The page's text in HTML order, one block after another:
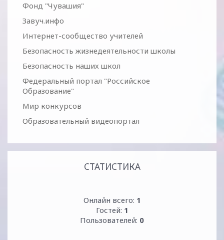
Фонд "Чувашия"
Завуч.инфо
Интернет-сообщество учителей
Безопасность жизнедеятельности школы
Безопасность наших школ
Федеральный портал "Российское
Образование"
Мир конкурсов
Образовательный видеопортал
СТАТИСТИКА
Онлайн всего: 1
Гостей: 1
Пользователей: 0